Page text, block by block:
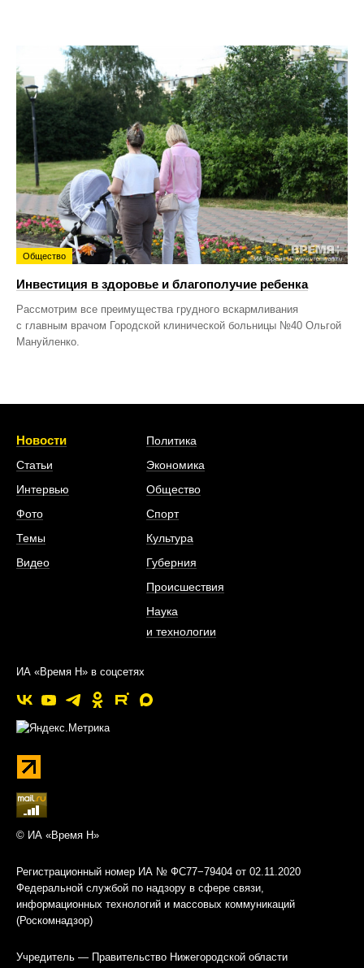
Общество
Инвестиция в здоровье и благополучие ребенка
Рассмотрим все преимущества грудного вскармливания
с главным врачом Городской клинической больницы №40 Ольгой
Мануйленко.
Новости
Статьи
Интервью
Фото
Темы
Видео
Политика
Экономика
Общество
Спорт
Культура
Губерния
Происшествия
Наука
и технологии
ИА «Время Н» в соцсетях
© ИА «Время Н»
Регистрационный номер ИА № ФС77−79404 от 02.11.2020
Федеральной службой по надзору в сфере связи,
информационных технологий и массовых коммуникаций
(Роскомнадзор)
Учредитель — Правительство Нижегородской области